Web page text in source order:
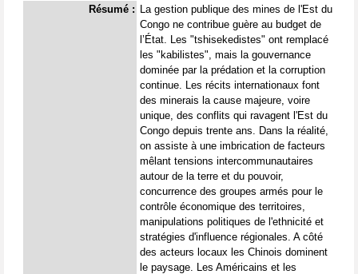
Résumé : La gestion publique des mines de l'Est du
Congo ne contribue guère au budget de
l’État. Les "tshisekedistes" ont remplacé
les "kabilistes", mais la gouvernance
dominée par la prédation et la corruption
continue. Les récits internationaux font
des minerais la cause majeure, voire
unique, des conflits qui ravagent l'Est du
Congo depuis trente ans. Dans la réalité,
on assiste à une imbrication de facteurs
mêlant tensions intercommunautaires
autour de la terre et du pouvoir,
concurrence des groupes armés pour le
contrôle économique des territoires,
manipulations politiques de l'ethnicité et
stratégies d'influence régionales. A côté
des acteurs locaux les Chinois dominent
le paysage. Les Américains et les